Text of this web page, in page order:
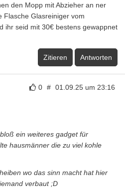
den Mopp mit Abzieher an ner
Flasche Glasreiniger vom
ihr seid mit 30€ bestens gewappnet
Zitieren Antworten
0 # 01.09.25 um 23:16
ein weiteres gadget für
hausmänner die zu viel kohle
wo das sinn macht hat hier
verbaut ;D